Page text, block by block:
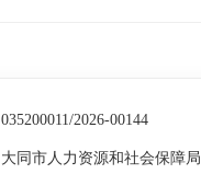
035200011/2026-00144
大同市人力资源和社会保障局